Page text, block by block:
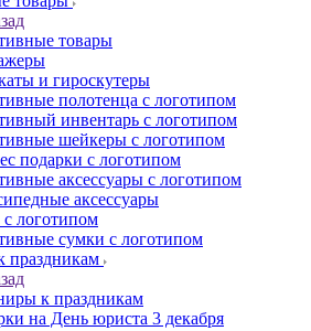
товары
и гироскутеры
полотенца с логотипом
инвентарь с логотипом
шейкеры с логотипом
подарки с логотипом
аксессуары с логотипом
аксессуары
логотипом
сумки с логотипом
праздникам
к праздникам
на День юриста 3 декабря